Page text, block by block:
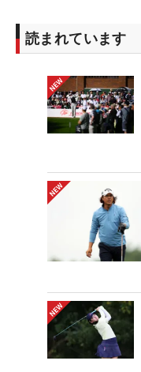
読まれています